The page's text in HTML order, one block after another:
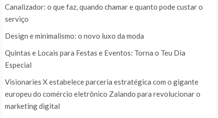
Canalizador: o que faz, quando chamar e quanto pode custar o
serviço
Design e minimalismo: o novo luxo da moda
Quintas e Locais para Festas e Eventos: Torna o Teu Dia
Especial
Visionaries X estabelece parceria estratégica com o gigante
europeu do comércio eletrônico Zalando para revolucionar o
marketing digital